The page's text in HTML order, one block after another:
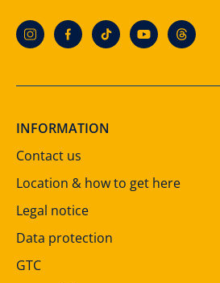
INFORMATION
Contact us
Location & how to get here
Legal notice
Data protection
GTC